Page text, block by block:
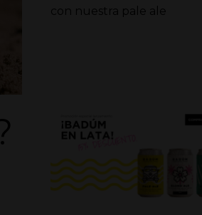
con nuestra pale ale